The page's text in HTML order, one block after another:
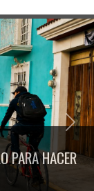
PARA HACER
Next